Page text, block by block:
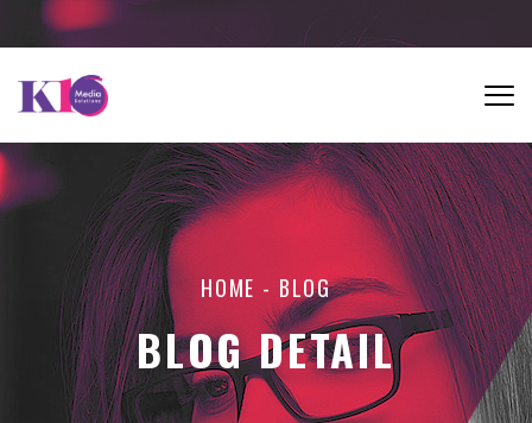
HOME - BLOG
BLOG DETAIL